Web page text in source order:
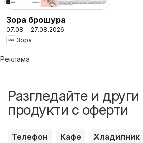
Зора брошура
07.08. - 27.08.2026
Зора
Реклама
Разгледайте и
продукти с оферти
Телефон Кафе Хладилник